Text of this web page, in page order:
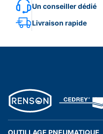
Un conseiller dédié
Livraison rapide
OUTILLAGE PNEUMATIQUE